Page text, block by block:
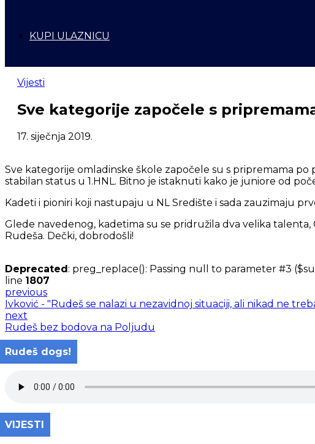
KUPI ULAZNICU
Vijesti
Sve kategorije započele s
17. siječnja 2019.
Sve kategorije omladinske škole započele su s pripremama
stabilan status u 1.HNL. Bitno je istaknuti kako je juniore od
Kadeti i pioniri koji nastupaju u NL Središte i sada zauzimaju
Glede navedenog, kadetima su se pridružila dva velika talenta,
Rudeša. Dečki, dobrodošli!
Deprecated: preg_replace(): Passing null to parameter #3
line 1807
previous
Ivković - "Rudeš se nalazi u nezavidnoj situaciji, ali nikad ne
next
Rudeš bez bodova na Poljudu
Rudeš dogs!
VIJESTI